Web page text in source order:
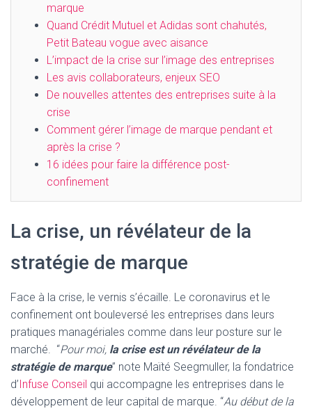
marque
Quand Crédit Mutuel et Adidas sont chahutés,
Petit Bateau vogue avec aisance
L’impact de la crise sur l’image des entreprises
Les avis collaborateurs, enjeux SEO
De nouvelles attentes des entreprises suite à la
crise
Comment gérer l’image de marque pendant et
après la crise ?
16 idées pour faire la différence post-
confinement
La crise, un révélateur de la
stratégie de marque
Face à la crise, le vernis s’écaille. Le coronavirus et le
confinement ont bouleversé les entreprises dans leurs
pratiques managériales comme dans leur posture sur le
marché. “Pour moi, la crise est un révélateur de la
stratégie de marque” note Maïté Seegmuller, la fondatrice
d’Infuse Conseil qui accompagne les entreprises dans le
développement de leur capital de marque. “Au début de la